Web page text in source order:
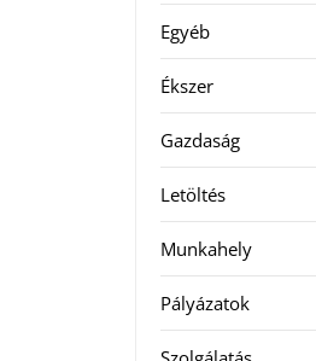
Egyéb
Ékszer
Gazdaság
Letöltés
Munkahely
Pályázatok